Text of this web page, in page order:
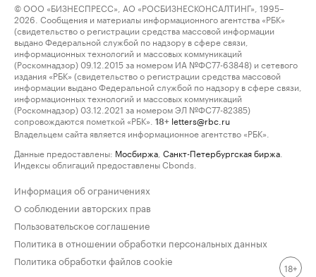
© ООО «БИЗНЕСПРЕСС», АО «РОСБИЗНЕСКОНСАЛТИНГ», 1995–
2026. Сообщения и материалы информационного агентства «РБК»
(свидетельство о регистрации средства массовой информации
выдано Федеральной службой по надзору в сфере связи,
информационных технологий и массовых коммуникаций
(Роскомнадзор) 09.12.2015 за номером ИА №ФС77-63848) и сетевого
издания «РБК» (свидетельство о регистрации средства массовой
информации выдано Федеральной службой по надзору в сфере связи,
информационных технологий и массовых коммуникаций
(Роскомнадзор) 03.12.2021 за номером ЭЛ №ФС77-82385)
сопровождаются пометкой «РБК».
18+ letters@rbc.ru
Владельцем сайта является информационное агентство «РБК».
Данные предоставлены: Мосбиржа Санкт-Петербургская биржа
Индексы облигаций предоставлены Cbonds.
Информация об ограничениях
О соблюдении авторских прав
Пользовательское соглашение
Политика в отношении обработки персональных данных
Политика обработки файлов cookie
18+